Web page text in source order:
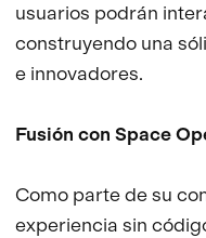
usuarios podrán
construyendo una
e innovadores.
Fusión con Space
Como parte de su
experiencia sin